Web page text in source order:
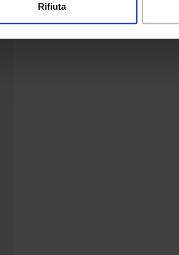
il tuo dispositivo,
dei dati web, pubblicità e social media,
Rifiuta